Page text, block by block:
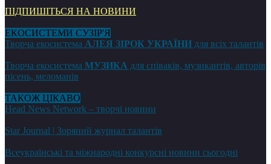
ПІДПИШІТЬСЯ НА НОВИНИ
ЕКОСИСТЕМИ СУЗІР'Я
Творча екосистема АЛЕЯ ЗІРОК УКРАЇНИ для всіх талантів
Творча екосистема МУЗИКА для співаків, музикантів, авторів
пісень, меломанів
ТАКОЖ ЦІКАВО
Head News Network – творчі новини
Star Journal | Зоряний журнал талантів
Всеукраїнські та міжнародні конкурсні новини сьогодні